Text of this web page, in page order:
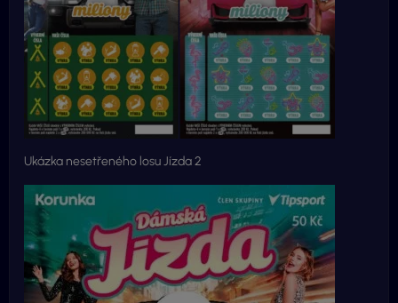
Ukázka nesetřeného losu Jízda 2